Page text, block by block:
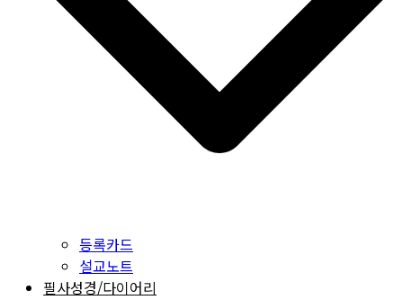
등록카드
설교노트
필사성경/다이어리